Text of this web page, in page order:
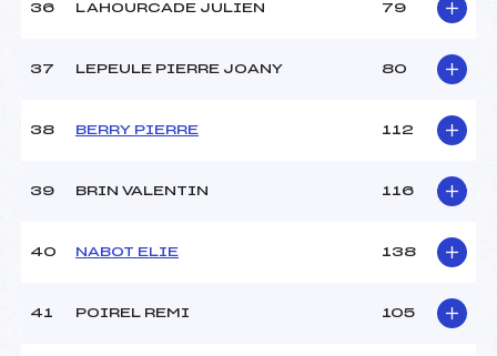
36 LAHOURCADE JULIEN 79
37 LEPEULE PIERRE JOANY 80
38 BERRY PIERRE 112
39 BRIN VALENTIN 116
40 NABOT ELIE 138
41 POIREL REMI 105